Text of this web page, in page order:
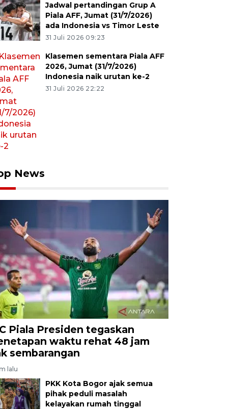
Jadwal pertandingan Grup A
Piala AFF, Jumat (31/7/2026)
ada Indonesia vs Timor Leste
31 Juli 2026 09:23
Klasemen sementara Piala AFF
2026, Jumat (31/7/2026)
Indonesia naik urutan ke-2
31 Juli 2026 22:22
News
Piala Presiden tegaskan
waktu rehat 48 jam
sembarangan
lalu
PKK Kota Bogor ajak semua
pihak peduli masalah
kelayakan rumah tinggal